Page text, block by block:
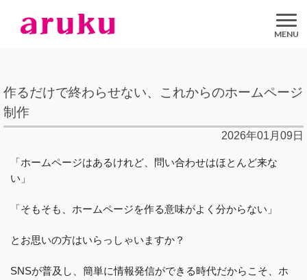
作るだけで終わらせない、これからのホームページ
制作
2026年01月09日
「ホームページはあるけれど、問い合わせはほとんど来な
い」
「そもそも、ホームページを作る意味がよく分からない」
とお思いの方はいらっしゃいますか？
SNSが普及し、簡単に情報発信ができる時代だからこそ、ホ